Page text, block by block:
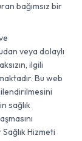
bağımsız bir
veya dolaylı
ilgili
Bu web
sağlık
Hizmeti